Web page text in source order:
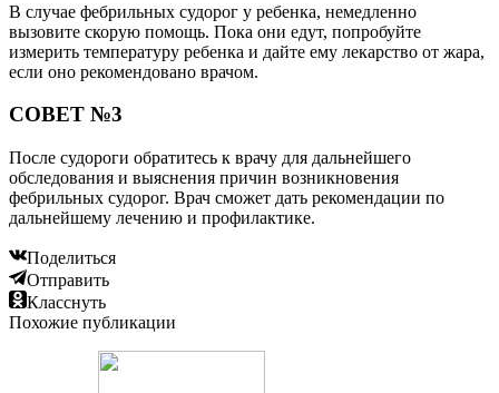
В случае фебрильных судорог у ребенка, немедленно
вызовите скорую помощь. Пока они едут, попробуйте
измерить температуру ребенка и дайте ему лекарство от жара,
если оно рекомендовано врачом.
СОВЕТ №3
После судороги обратитесь к врачу для дальнейшего
обследования и выяснения причин возникновения
фебрильных судорог. Врач сможет дать рекомендации по
дальнейшему лечению и профилактике.
Поделиться
Отправить
Класснуть
Похожие публикации